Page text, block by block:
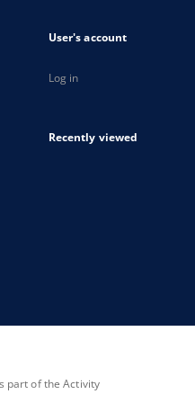
User's account
Log in
Recently viewed
part of the Activity